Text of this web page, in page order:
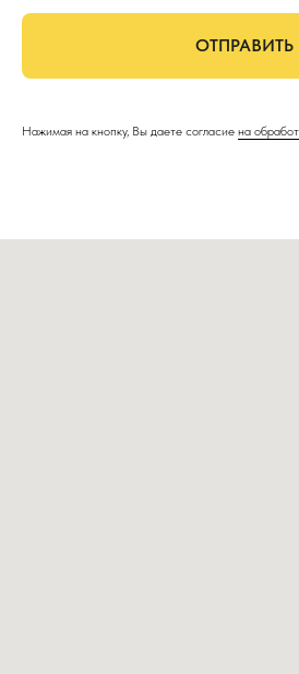
ОТПРАВИТЬ
Нажимая на кнопку, Вы даете согласие на